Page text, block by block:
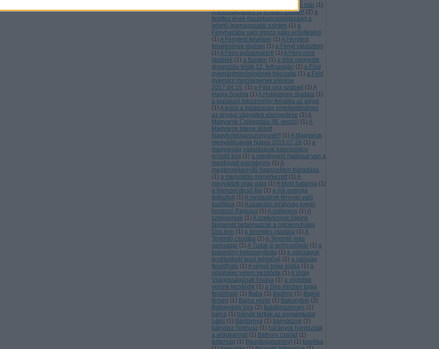
a fátyol nem létező már (1)
A felelőségteljes Új emberi tudatért (2) a
felettes ének összekapcsolódásáért a
lehető legmagasabb szinten (1) a
Fényhazába való vissza jutás erősítésére
(1) A Fénytest felvétele (1) A Fénytest
felvételének lépései (1) a Fényt választom
(1) A Fény győzelméért! (1) A Fény mint
táplálék (1) a fiúisten (1) a földi negyedik
dimenziós létsík 12. felhangján (1) a Föld
gyémántminőségének fokozatai (1) a Föld
gyémánt minőségének elérése
2017.04.15. (1) a Föld újra szabad (1) A
Hagia Sophia (1) A Holdünnep diadala (1)
a kialakuló tobozmirigy felváltja az agyat
(1) A kulcs a tudatosság emelkedéséhez
az anyagi vágyaitok elengedése (1) A
Magyarok Csillagdala (III. verzió) (1) A
Magyarok Istene áldott
Nagyboldogasszonyunk!!! (1) A Magyarok
megváltásának Napja 2015.07.26 (1) a
magyarság vállalásával kapcsolatos
erősítő kód (1) a megfigyelő hatással van a
megfigyelt eseményre (1) A
megtermékenyítő Napszellem kiáradása
(1) a megváltás megérkezett (1) A
megváltott világ dala (1) A Most hatalma (1)
a Nemzet dicső fiai (1) a női energia
feltisztult (1) A rendszerek fénnyel való
tisztítása (1) A szakrális királyság erejét
hordozó Regulus (1) A szekvens (1) A
szekvensek (1) A szekvensek őseink
fájdalmát tartalmazzák a mitokondriális
Dns.ben (1) a teremtés csodája (1) A
Teremtő csodája (1) A Teremtő más
valóságai (1) A Tudat új technológiái (1) a
tudomány bebizonyította (1) a valóságok
érzékelését teszi lehetővé (1) a valóság
feloldható (1) A végső béke kódja (1) a
világbéke velem kezdődik (1) A Világ
Világosságának hívása (1) a vilgbéke
velünk kezdődik (1) a Dns minden tagja
felülírható (1) Baba (1) Badinyi (1) Bajkál
térség (1) Bajna vezér (1) Bakonybél (2)
Bakonybéli túra (2) Balatonszemes (1)
bálna (1) bálnák tartják az egységtudat
hálót (1) Bántornya (1) bányászok (1)
bányász himnusz (1) bárányok hordozzák
a világkarmát (1) Báthory család (1)
bátprság (1) Bau(dogasszony) (1) bazilika